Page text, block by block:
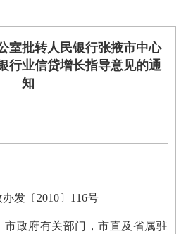
室批转人民银行张掖市中心
行业信贷增长指导意见的通
知
发〔2010〕116号
市政府有关部门，市直及省属驻